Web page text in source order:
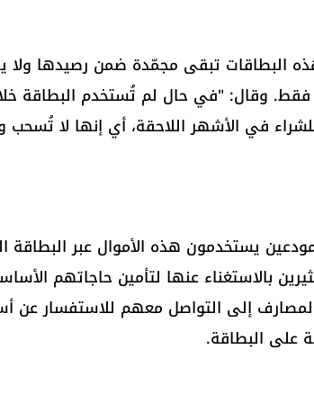
البطاقات تبقى مجمّدة ضمن رصيدها ولا
فقط. وقال: "في حال لم تُستخدم البطاقة
في الأشهر اللاحقة، أي إنها لا تُسحب
يستخدمون هذه الأموال عبر البطاقة
بالاستغناء عنها لتأمين حاجاتهم
إلى التواصل معهم للاستفسار عن
على البطاقة.